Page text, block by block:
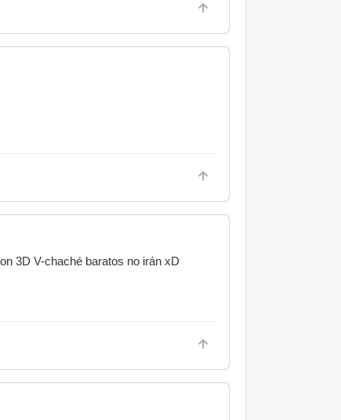
3D V-chaché baratos no irán xD